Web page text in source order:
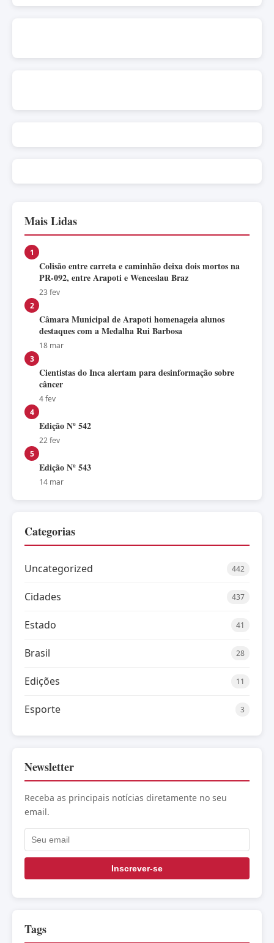
Mais Lidas
1
Colisão entre carreta e caminhão deixa dois mortos na
PR-092, entre Arapoti e Wenceslau Braz
23 fev
2
Câmara Municipal de Arapoti homenageia alunos
destaques com a Medalha Rui Barbosa
18 mar
3
Cientistas do Inca alertam para desinformação sobre
câncer
4 fev
4
Edição Nº 542
22 fev
5
Edição Nº 543
14 mar
Categorias
Uncategorized 442
Cidades 437
Estado 41
Brasil 28
Edições 11
Esporte 3
Newsletter
Receba as principais notícias diretamente no seu
email.
Inscrever-se
Tags